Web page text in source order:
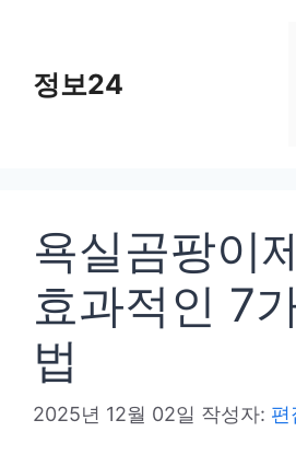
정보24
욕실곰팡이
효과적인 7
법
2025년 12월 02일 작성자: 편